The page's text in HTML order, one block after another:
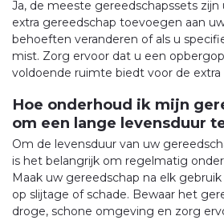
Ja, de meeste gereedschapssets zijn
extra gereedschap toevoegen aan
behoeften veranderen of als u
mist. Zorg ervoor dat u een
voldoende ruimte biedt voor de extra
Hoe onderhoud ik mijn
om een lange levensduur
Om de levensduur van uw
is het belangrijk om regelmatig
Maak uw gereedschap na elk
op slijtage of schade. Bewaar het
droge, schone omgeving en zorg